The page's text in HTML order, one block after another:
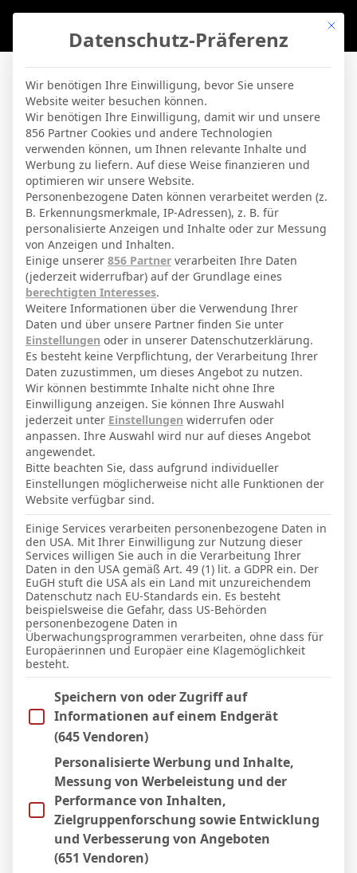
S. Hilsberg
Micha Sassie 19. April 2026
Voller Name Sebastian Hilsberg
ABGESCHLOSSENE BEGEGNUNGEN
SCHIEDSRICHTER
3. Liga
18 Apr. 2026 - 14:00
FC Schweinfurt 05
0 0
Hansa Rostock
8 Apr. 2026 - 19:00
FC Ingolstadt 04 FC Viktoria Köln
8
3. Liga
14 März 2026 - 16:30
TSV 1860 München
0 0
SV Wehen
2
21 Feb. 2026 14:00
FC Ingolstadt 04
3
Havelse
1 Feb. 2026 -
SSV Ulm 1846
1 0
3. Liga
21 Dez. 2025 - 13:30
Havelse
1 1
Alemannia Aachen
29 Nov. 2025 - 16:30
Mit
Datenschutz-Präferenz
Wir benötigen Ihre Einwilligung, bevor Sie unsere
Website weiter besuchen können.
Wir benötigen Ihre Einwilligung, damit wir und unsere
856 Partner Cookies und andere Technologien
verwenden können, um Ihnen relevante Inhalte und
Werbung zu liefern. Auf diese Weise finanzieren und
optimieren wir unsere Website.
Personenbezogene Daten können verarbeitet werden (z.
B. Erkennungsmerkmale, IP-Adressen), z. B. für
personalisierte Anzeigen und Inhalte oder zur Messung
von Anzeigen und Inhalten.
Einige unserer 856 Partner verarbeiten Ihre Daten
(jederzeit widerrufbar) auf der Grundlage eines
berechtigten Interesses.
Weitere Informationen über die Verwendung Ihrer
Daten und über unsere Partner finden Sie unter
Einstellungen oder in unserer Datenschutzerklärung.
Es besteht keine Verpflichtung, der Verarbeitung Ihrer
Daten zuzustimmen, um dieses Angebot zu nutzen.
Wir können bestimmte Inhalte nicht ohne Ihre
Einwilligung anzeigen. Sie können Ihre Auswahl
jederzeit unter Einstellungen widerrufen oder
anpassen. Ihre Auswahl wird nur auf dieses Angebot
angewendet.
Bitte beachten Sie, dass aufgrund individueller
Einstellungen möglicherweise nicht alle Funktionen der
Website verfügbar sind.
Einige Services verarbeiten personenbezogene Daten in
den USA. Mit Ihrer Einwilligung zur Nutzung dieser
Services willigen Sie auch in die Verarbeitung Ihrer
Daten in den USA gemäß Art. 49 (1) lit. a GDPR ein. Der
EuGH stuft die USA als ein Land mit unzureichendem
Datenschutz nach EU-Standards ein. Es besteht
beispielsweise die Gefahr, dass US-Behörden
personenbezogene Daten in
Überwachungsprogrammen verarbeiten, ohne dass für
Europäerinnen und Europäer eine Klagemöglichkeit
besteht.
Im Folgenden finden Sie eine Liste der Zwecke des IAB
Speichern von oder Zugriff auf
Informationen auf einem Endgerät
(645 Vendoren)
Personalisierte Werbung und Inhalte,
Messung von Werbeleistung und der
Performance von Inhalten,
Zielgruppenforschung sowie Entwicklung
und Verbesserung von Angeboten
(651 Vendoren)